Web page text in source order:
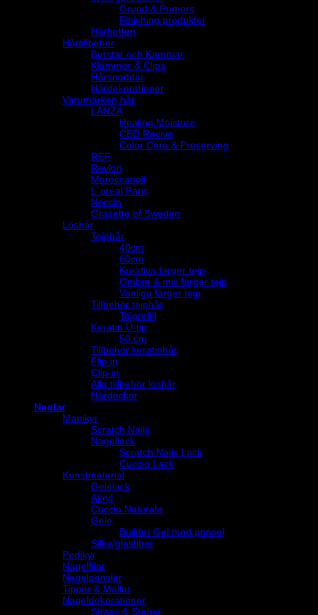
Grund & Primers
Finishing produkter
Hårbotten
Hårtillbehör
Borstar och Kammar
Klämmor & Clips
Hårsnoddar
Hårdekorationer
Varumärken hår
LANZA
Healing Moisture
CBD Revive
Color Care & Preserving
REF
Revlon
Moroccanoil
L´oréal Paris
Neccin
Grazette of Sweden
Löshår
Tejphår
40cm
60cm
Kreativa färger tejp
Ombre & mix färger tejp
Vanliga färger tejp
Tillbehör tejphår
Tejprefill
Keratin U-tip
50 cm
Tillbehör keratinhår
Flip in
Clip-in
Alla tillbehör löshår
Hårdockor
Naglar
Manikyr
Scratch Nails
Nagellack
Scratch Nails Lack
Cuccio Lack
Konstmaterial
Gelélack
Akryl
Cuccio Naturale
Gelé
Builder Gel med pensel
Silke/glasfiber
Pedikyr
Nagelfilar
Nagelpenslar
Tippar & Mallar
Nageldekorationer
Strass & Stenar